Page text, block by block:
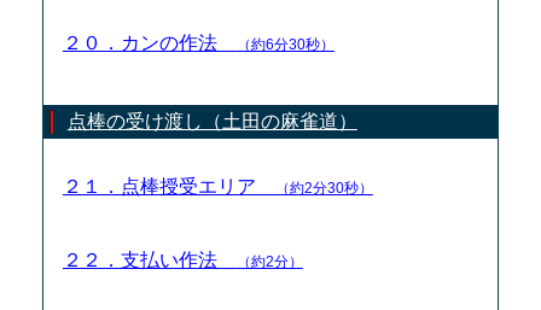
２０．カンの作法 （約6分30秒）
点棒の受け渡し（土田の麻雀道）
２１．点棒授受エリア （約2分30秒）
２２．支払い作法 （約2分）